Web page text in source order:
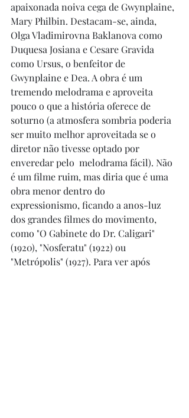
apaixonada noiva cega de Gwynplaine,
Mary Philbin. Destacam-se, ainda,
Olga Vladimirovna Baklanova como
Duquesa Josiana e Cesare Gravida
como Ursus, o benfeitor de
Gwynplaine e Dea. A obra é um
tremendo melodrama e aproveita
pouco o que a história oferece de
soturno (a atmosfera sombria poderia
ser muito melhor aproveitada se o
diretor não tivesse optado por
enveredar pelo  melodrama fácil). Não
é um filme ruim, mas diria que é uma
obra menor dentro do
expressionismo, ficando a anos-luz
dos grandes filmes do movimento,
como "O Gabinete do Dr. Caligari"
(1920), "Nosferatu" (1922) ou
"Metrópolis" (1927). Para ver após